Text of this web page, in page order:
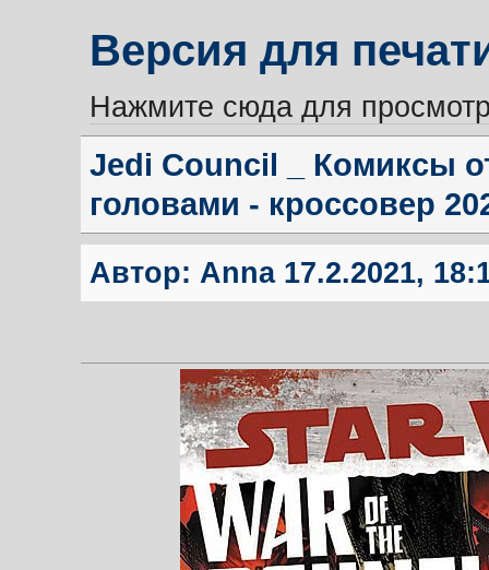
Версия для
Нажмите сюда для
Jedi Council _ Комиксы
головами - кроссовер
Автор: Anna17.2.2021,